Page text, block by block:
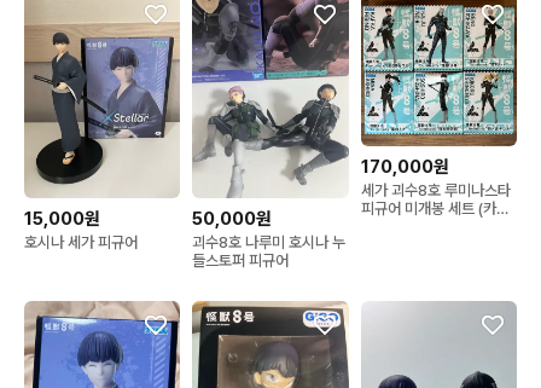
15,000원
호시나 세가 피규어
50,000원
괴수8호 나루미 호시나 누
들스토퍼 피규어
170,000원
세가 괴수8호 루미나스타
피규어 미개봉 세트 (카프